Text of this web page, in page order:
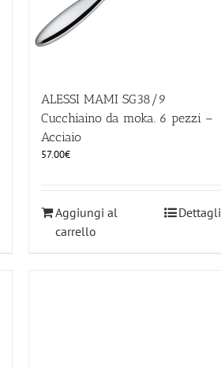
ALESSI MAMI SG38/9
Cucchiaino da moka. 6 pezzi –
Acciaio
57.00€
Aggiungi al
carrello
Dettagli